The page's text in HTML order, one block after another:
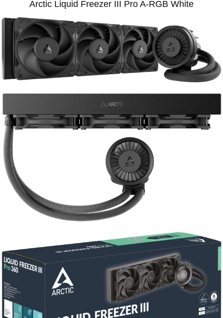
Arctic Liquid Freezer III Pro A-RGB White